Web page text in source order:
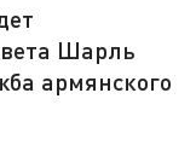
Шарль
армянского